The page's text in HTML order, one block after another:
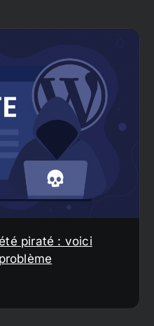
piraté : voici